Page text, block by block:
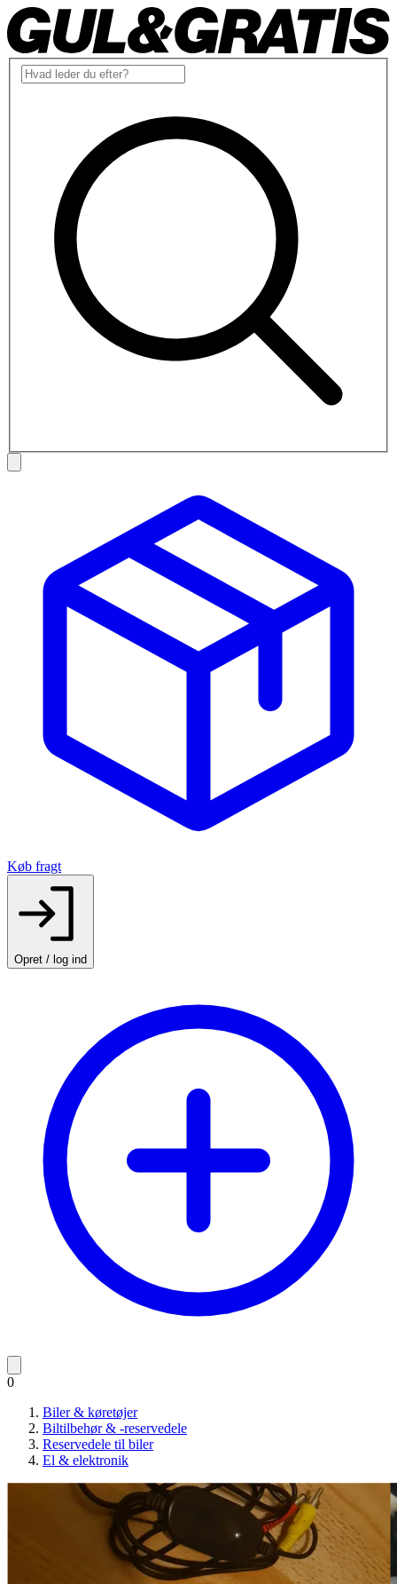
Køb fragt
Opret / log ind
0
Biler & køretøjer
Biltilbehør & -reservedele
Reservedele til biler
El & elektronik